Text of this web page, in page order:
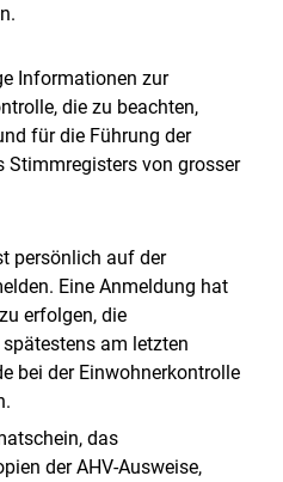
Informationen zur
die zu beachten,
für die Führung der
Stimmregisters von grosser
persönlich auf der
Eine Anmeldung hat
erfolgen, die
am letzten
bei der Einwohnerkontrolle
das
der AHV-Ausweise,